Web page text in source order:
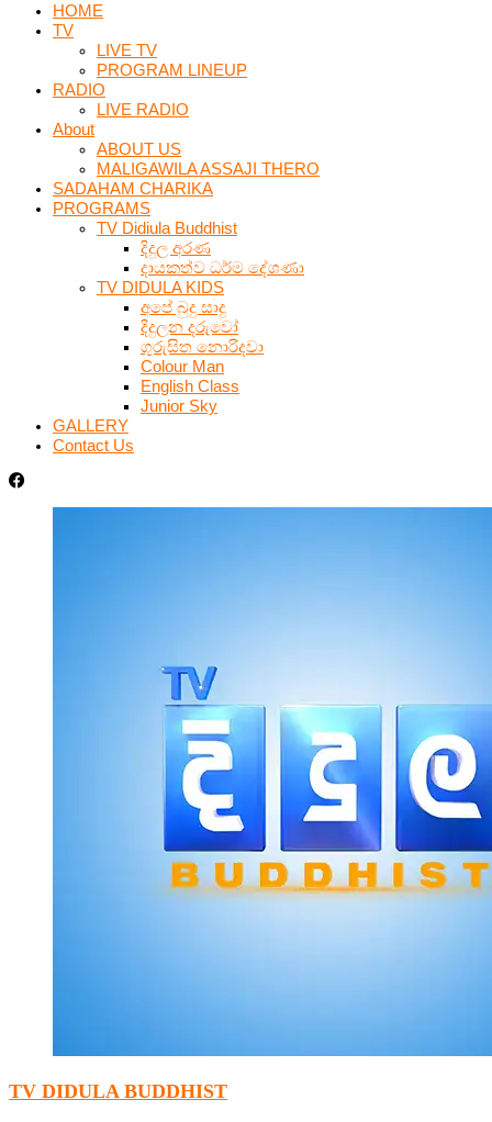
HOME
TV
LIVE TV
PROGRAM LINEUP
RADIO
LIVE RADIO
About
ABOUT US
MALIGAWILA ASSAJI THERO
SADAHAM CHARIKA
PROGRAMS
TV Didiula Buddhist
දිදුල අරණ
දායකත්ව ධර්ම දේශණා
TV DIDULA KIDS
අපේ බුදු සාදු
දිදුලන දරුවෝ
ගුරුසිත නොරිදවා
Colour Man
English Class
Junior Sky
GALLERY
Contact Us
TV DIDULA BUDDHIST